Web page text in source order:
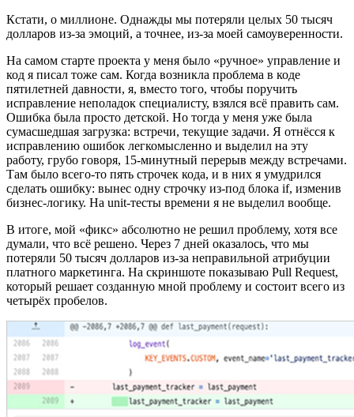
Кстати, о миллионе. Однажды мы потеряли целых 50 тысяч
долларов из-за эмоций, а точнее, из-за моей самоуверенности.
На самом старте проекта у меня было «ручное» управление и
код я писал тоже сам. Когда возникла проблема в коде
пятилетней давности, я, вместо того, чтобы поручить
исправление неполадок специалисту, взялся всё править сам.
Ошибка была просто детской. Но тогда у меня уже была
сумасшедшая загрузка: встречи, текущие задачи. Я отнёсся к
исправлению ошибок легкомысленно и выделил на эту
работу, грубо говоря, 15-минутный перерыв между встречами.
Там было всего-то пять строчек кода, и в них я умудрился
сделать ошибку: вынес одну строчку из-под блока if, изменив
бизнес-логику. На unit-тесты времени я не выделил вообще.
В итоге, мой «фикс» абсолютно не решил проблему, хотя все
думали, что всё решено. Через 7 дней оказалось, что мы
потеряли 50 тысяч долларов из-за неправильной атрибуции
платного маркетинга. На скриншоте показываю Pull Request,
который решает созданную мной проблему и состоит всего из
четырёх пробелов.